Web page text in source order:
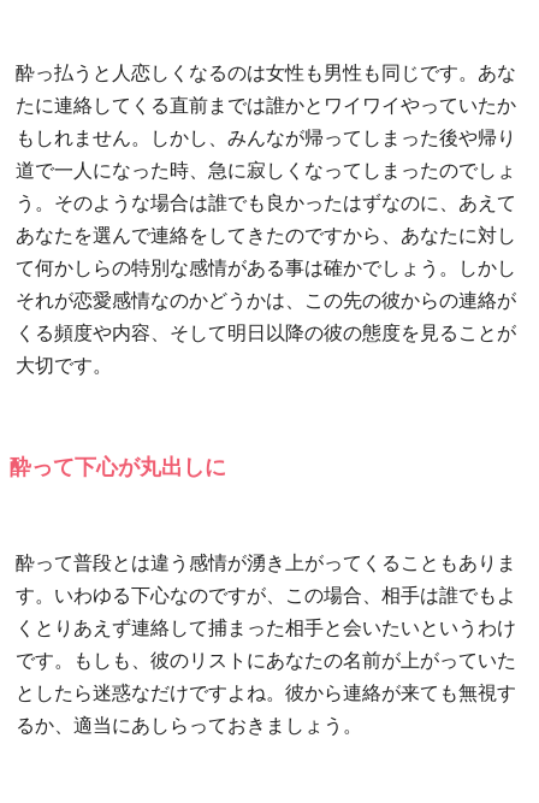
酔っ払うと人恋しくなるのは女性も男性も同じです。あな
たに連絡してくる直前までは誰かとワイワイやっていたか
もしれません。しかし、みんなが帰ってしまった後や帰り
道で一人になった時、急に寂しくなってしまったのでしょ
う。そのような場合は誰でも良かったはずなのに、あえて
あなたを選んで連絡をしてきたのですから、あなたに対し
て何かしらの特別な感情がある事は確かでしょう。しかし
それが恋愛感情なのかどうかは、この先の彼からの連絡が
くる頻度や内容、そして明日以降の彼の態度を見ることが
大切です。
酔って下心が丸出しに
酔って普段とは違う感情が湧き上がってくることもありま
す。いわゆる下心なのですが、この場合、相手は誰でもよ
くとりあえず連絡して捕まった相手と会いたいというわけ
です。もしも、彼のリストにあなたの名前が上がっていた
としたら迷惑なだけですよね。彼から連絡が来ても無視す
るか、適当にあしらっておきましょう。